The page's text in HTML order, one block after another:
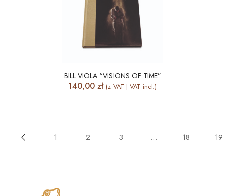
BILL VIOLA “VISIONS OF TIME”
140,00 zł (z VAT | VAT incl.)
1 2 3 … 18 19